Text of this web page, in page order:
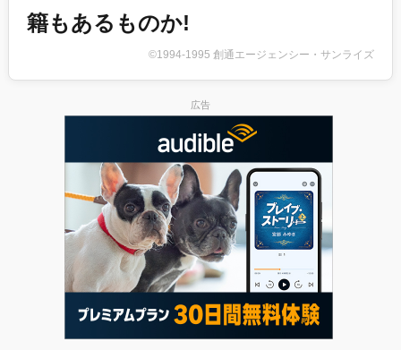
籍もあるものか!
©1994-1995 創通エージェンシー・サンライズ
広告